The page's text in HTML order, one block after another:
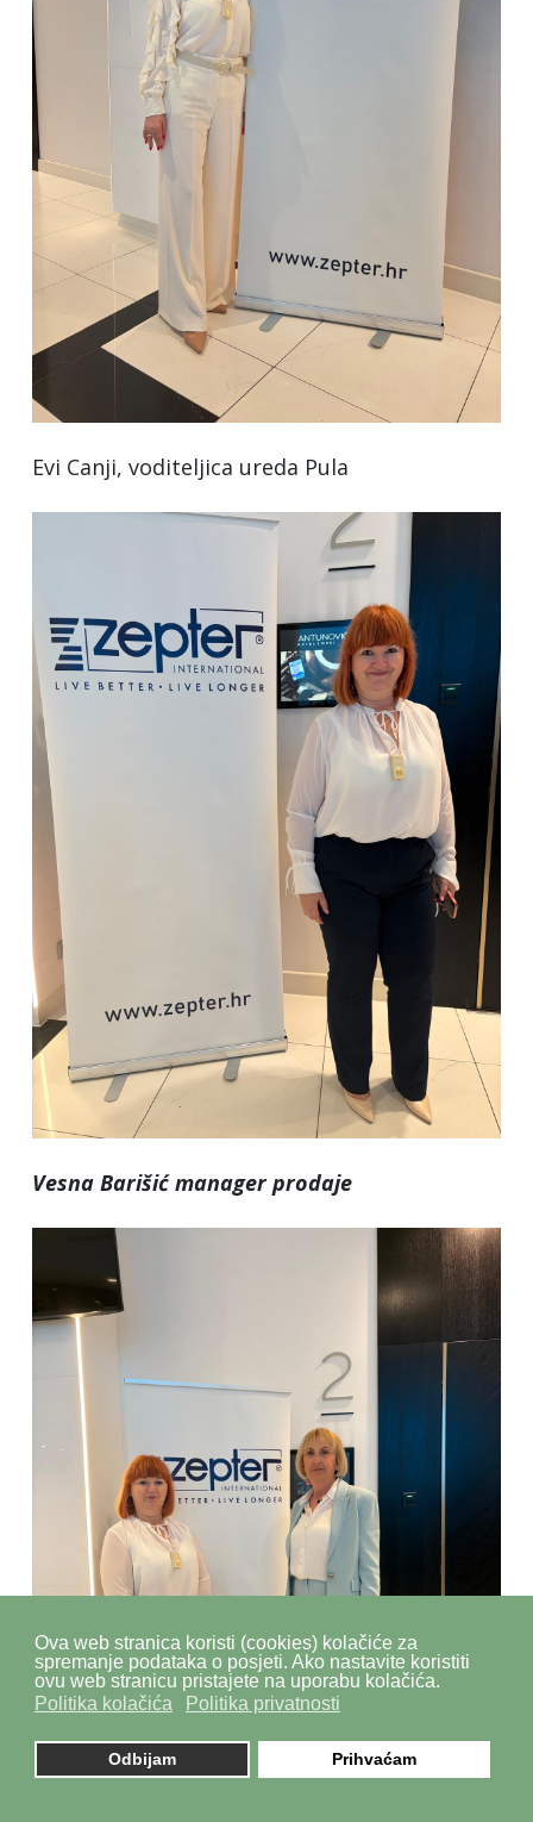
Ova web stranica koristi (cookies) kolačiće za
spremanje podataka o posjeti. Ako nastavite koristiti
ovu web stranicu pristajete na uporabu kolačića.
Politika kolačića
Politika privatnosti
Odbijam Prihvaćam
Evi Canji, voditeljica ureda Pula
Vesna Barišić manager prodaje